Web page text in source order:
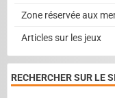
Zone réservée aux
Articles sur les jeux
RECHERCHER SUR LE